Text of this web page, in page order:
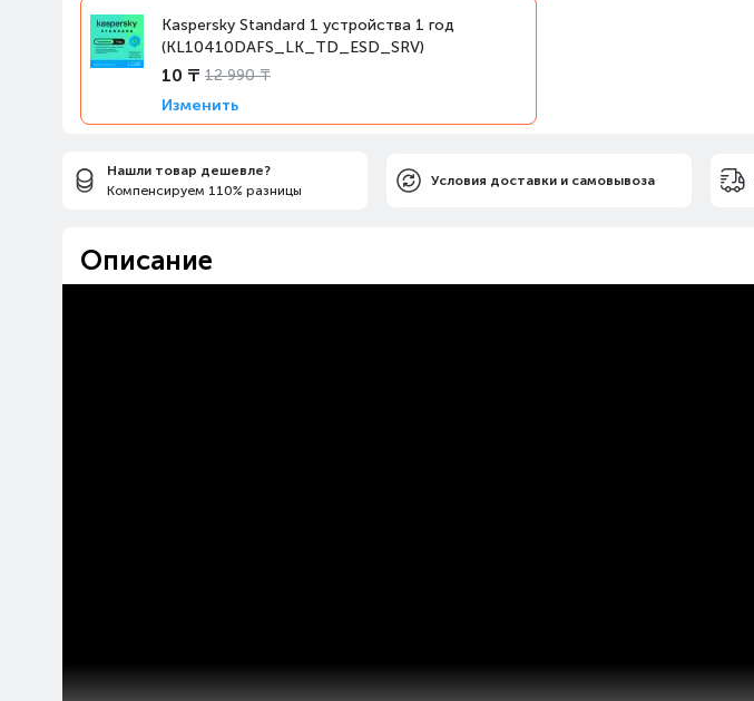
Kaspersky Standard 1 устройства 1 год
(KL10410DAFS_LK_TD_ESD_SRV)
10 ₸ 12 990 ₸
Изменить
Нашли товар дешевле?
Компенсируем 110% разницы
Условия доставки и самовывоза
Описание